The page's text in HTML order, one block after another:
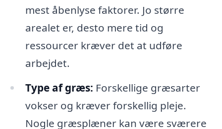
mest åbenlyse faktorer. Jo større
arealet er, desto mere tid og
ressourcer kræver det at udføre
arbejdet.
Type af græs: Forskellige græsarter
vokser og kræver forskellig pleje.
Nogle græsplæner kan være sværere